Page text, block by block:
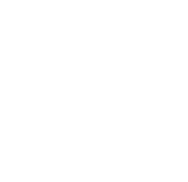
bas och gitarr